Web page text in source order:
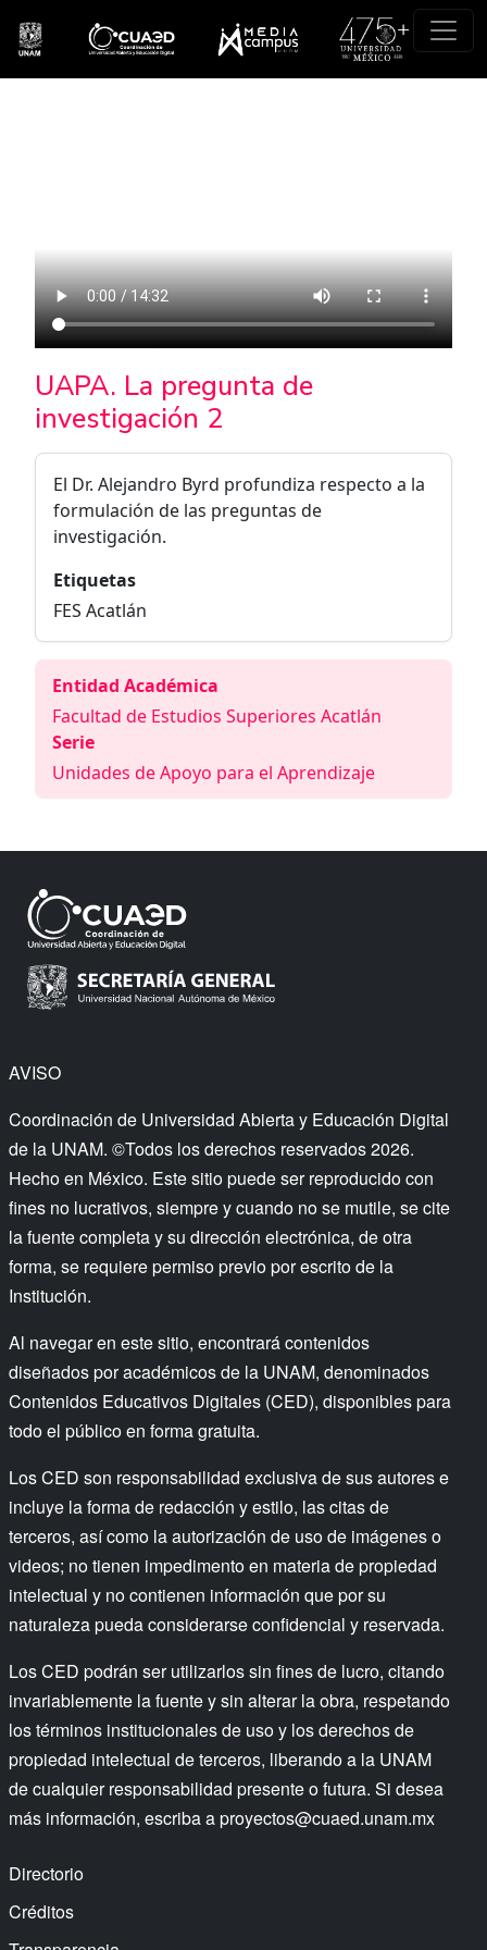
UAPA. La pregunta de
investigación 2
El Dr. Alejandro Byrd profundiza respecto a la
formulación de las preguntas de
investigación.
Etiquetas
FES Acatlán
Entidad Académica
Facultad de Estudios Superiores Acatlán
Serie
Unidades de Apoyo para el Aprendizaje
AVISO
Coordinación de Universidad Abierta y Educación Digital
de la UNAM. ©Todos los derechos reservados 2026.
Hecho en México. Este sitio puede ser reproducido con
fines no lucrativos, siempre y cuando no se mutile, se cite
la fuente completa y su dirección electrónica, de otra
forma, se requiere permiso previo por escrito de la
Institución.
Al navegar en este sitio, encontrará contenidos
diseñados por académicos de la UNAM, denominados
Contenidos Educativos Digitales (CED), disponibles para
todo el público en forma gratuita.
Los CED son responsabilidad exclusiva de sus autores e
incluye la forma de redacción y estilo, las citas de
terceros, así como la autorización de uso de imágenes o
videos; no tienen impedimento en materia de propiedad
intelectual y no contienen información que por su
naturaleza pueda considerarse confidencial y reservada.
Los CED podrán ser utilizarlos sin fines de lucro, citando
invariablemente la fuente y sin alterar la obra, respetando
los términos institucionales de uso y los derechos de
propiedad intelectual de terceros, liberando a la UNAM
de cualquier responsabilidad presente o futura. Si desea
más información, escriba aproyectos@cuaed.unam.mx
Directorio
Créditos